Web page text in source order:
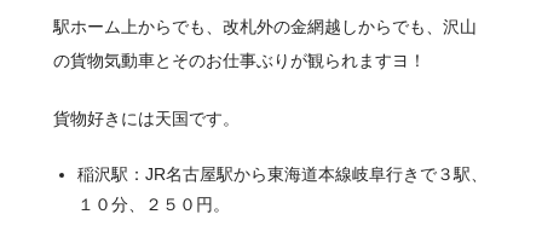
駅ホーム上からでも、改札外の金網越しからでも、沢山
の貨物気動車とそのお仕事ぶりが観られますヨ！
貨物好きには天国です。
稲沢駅：JR名古屋駅から東海道本線岐阜行きで３駅、
１０分、２５０円。